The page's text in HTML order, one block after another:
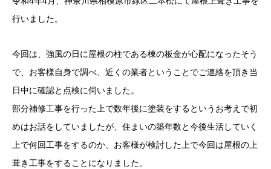
行いました。
今回は、強風の日に屋根の柱である棟の板金が心配になったそう
で、お客様自身で調べ、近くの業者ということでご連絡を頂き当
日中に確認と点検に伺いました。
部分補修工事を行った上で数年後に塗装をするというお考えで初
めはお話をしていましたが、住まいの築年数と今後生活していく
上で何回工事をするのか、お客様が検討した上で今回は屋根の上
葺き工事をすることになりました。